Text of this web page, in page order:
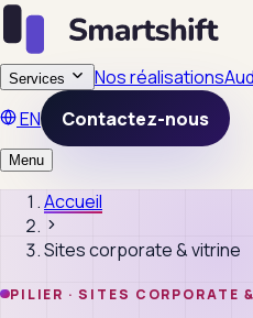
Services Nos réalisations
EN
Contactez-nous
Menu
Accueil
Sites corporate & vitrine
PILIER ·SITES CORPORATE